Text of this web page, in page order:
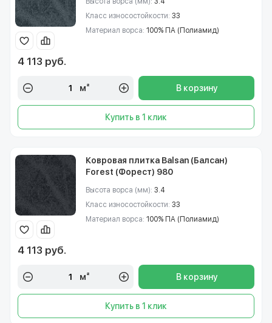
Класс износостойкости: 33
Материал ворса: 100% ПА (Полиамид)
4 113 руб.
м² В корзину
Купить в 1 клик
Ковровая плитка Balsan (Балсан)
Forest (Форест) 980
Высота ворса (мм): 3.4
Класс износостойкости: 33
Материал ворса: 100% ПА (Полиамид)
4 113 руб.
м² В корзину
Купить в 1 клик